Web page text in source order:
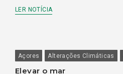
LER NOTÍCIA
Açores Alterações Climáticas
Elevar o mar